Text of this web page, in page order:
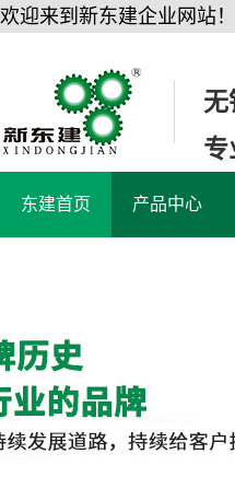
欢迎来到新东建企业网站！
无
专
东建首页 产品中心